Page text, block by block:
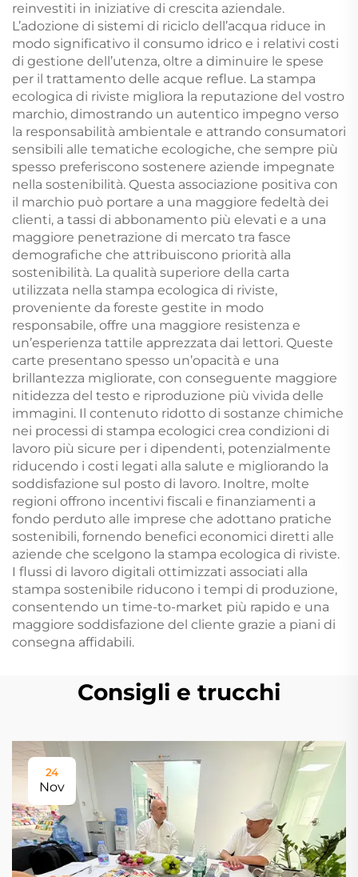
reinvestiti in iniziative di crescita aziendale.
L’adozione di sistemi di riciclo dell’acqua riduce in
modo significativo il consumo idrico e i relativi costi
di gestione dell’utenza, oltre a diminuire le spese
per il trattamento delle acque reflue. La stampa
ecologica di riviste migliora la reputazione del vostro
marchio, dimostrando un autentico impegno verso
la responsabilità ambientale e attrando consumatori
sensibili alle tematiche ecologiche, che sempre più
spesso preferiscono sostenere aziende impegnate
nella sostenibilità. Questa associazione positiva con
il marchio può portare a una maggiore fedeltà dei
clienti, a tassi di abbonamento più elevati e a una
maggiore penetrazione di mercato tra fasce
demografiche che attribuiscono priorità alla
sostenibilità. La qualità superiore della carta
utilizzata nella stampa ecologica di riviste,
proveniente da foreste gestite in modo
responsabile, offre una maggiore resistenza e
un’esperienza tattile apprezzata dai lettori. Queste
carte presentano spesso un’opacità e una
brillantezza migliorate, con conseguente maggiore
nitidezza del testo e riproduzione più vivida delle
immagini. Il contenuto ridotto di sostanze chimiche
nei processi di stampa ecologici crea condizioni di
lavoro più sicure per i dipendenti, potenzialmente
riducendo i costi legati alla salute e migliorando la
soddisfazione sul posto di lavoro. Inoltre, molte
regioni offrono incentivi fiscali e finanziamenti a
fondo perduto alle imprese che adottano pratiche
sostenibili, fornendo benefici economici diretti alle
aziende che scelgono la stampa ecologica di riviste.
I flussi di lavoro digitali ottimizzati associati alla
stampa sostenibile riducono i tempi di produzione,
consentendo un time-to-market più rapido e una
maggiore soddisfazione del cliente grazie a piani di
consegna affidabili.
Consigli e trucchi
24
Nov